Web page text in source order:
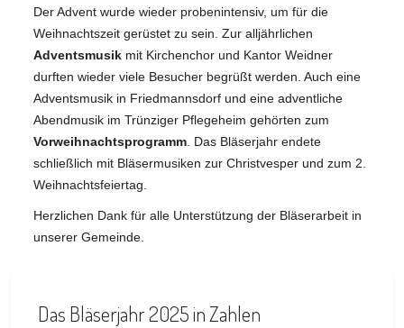
Der Advent wurde wieder probenintensiv, um für die
Weihnachtszeit gerüstet zu sein. Zur alljährlichen
Adventsmusik mit Kirchenchor und Kantor Weidner
durften wieder viele Besucher begrüßt werden. Auch eine
Adventsmusik in Friedmannsdorf und eine adventliche
Abendmusik im Trünziger Pflegeheim gehörten zum
Vorweihnachtsprogramm. Das Bläserjahr endete
schließlich mit Bläsermusiken zur Christvesper und zum 2.
Weihnachtsfeiertag.
Herzlichen Dank für alle Unterstützung der Bläserarbeit in
unserer Gemeinde.
Das Bläserjahr 2025 in Zahlen